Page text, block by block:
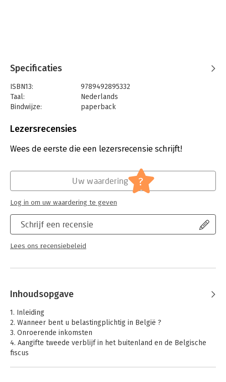
Specificaties
ISBN13:
9789492895332
Taal:
Nederlands
Bindwijze:
paperback
Uitgever:
Verschijningsdatum:
11-10-2022
Belastingrecht - Internationaal
belastingrecht
Serie:
Lezersrecensies
Wees de eerste die een lezersrecensie schrijft!
Schrijf een recensie
Lees ons recensiebeleid
Uw waardering ?
Log in om uw waardering te geven
Inhoudsopgave
1. Inleiding
2. Wanneer bent u belastingplichtig in België ?
3. Onroerende inkomsten
4. Aangifte tweede verblijf in het buitenland en de Belgische
fiscus